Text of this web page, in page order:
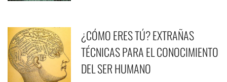
¿CÓMO ERES TÚ? EXTRAÑAS
TÉCNICAS PARA EL CONOCIMIENTO
DEL SER HUMANO